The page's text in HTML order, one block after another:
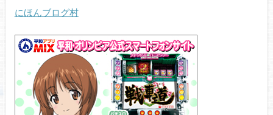
にほんブログ村